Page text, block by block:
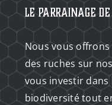
Le Parrainage de
Nous vous
des ruches sur
vous investir dans
biodiversité tout